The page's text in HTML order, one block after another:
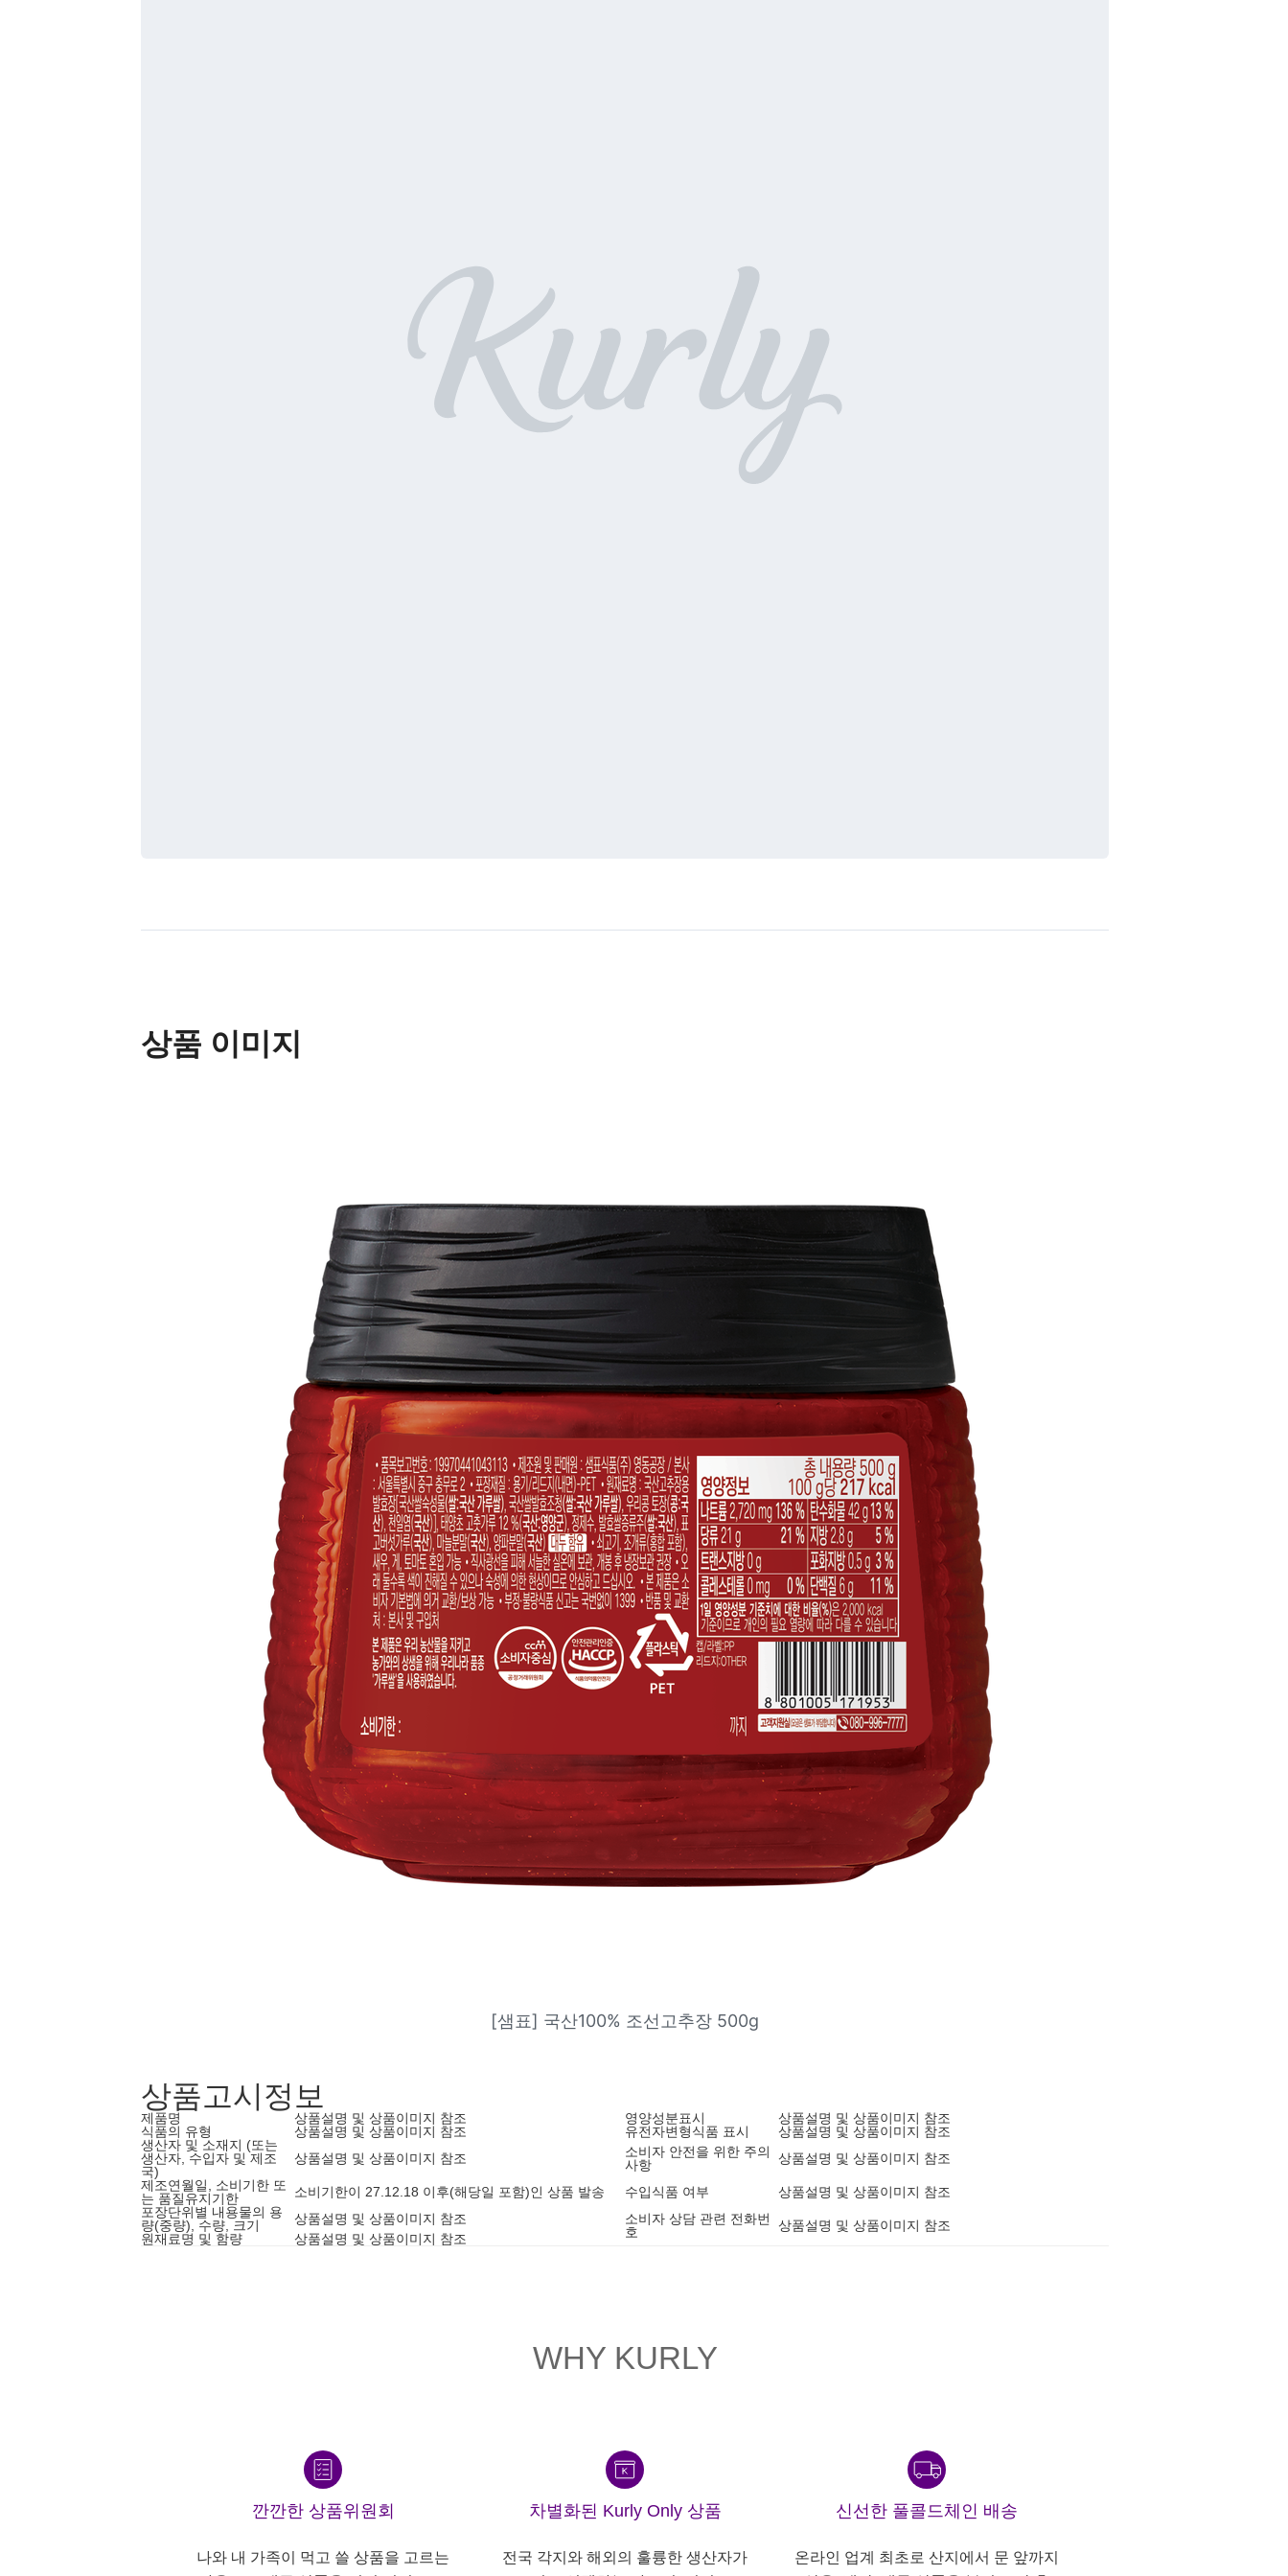
상품 이미지
[샘표] 국산100% 조선고추장 500g
상품고시정보
제품명 상품설명 및 상품이미지 참조 영양성분표시
상품설명 및 상품이미지 참조
식품의 유형
상품설명 및 상품이미지 참조 유전자변형식품 표시
상품설명 및 상품이미지 참조
생산자 및 소재지 (또는
생산자, 수입자 및 제조
국)
상품설명 및 상품이미지 참조
소비자 안전을 위한 주의
사항
상품설명 및 상품이미지 참조
제조연월일, 소비기한 또
는 품질유지기한
소비기한이 27.12.18 이후(해당일 포함)인 상품 발송 수입식품 여부
상품설명 및 상품이미지 참조
포장단위별 내용물의 용
량(중량), 수량, 크기
상품설명 및 상품이미지 참조
소비자 상담 관련 전화번
호
상품설명 및 상품이미지 참조
원재료명 및 함량
상품설명 및 상품이미지 참조
WHY KURLY
깐깐한 상품위원회
나와 내 가족이 먹고 쓸 상품을 고르는
차별화된 Kurly Only 상품
전국 각지와 해외의 훌륭한 생산자가
신선한 풀콜드체인 배송
온라인 업계 최초로 산지에서 문 앞까지